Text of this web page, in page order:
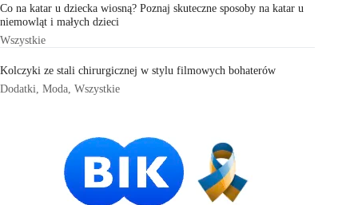
Co na katar u dziecka wiosną? Poznaj skuteczne sposoby na katar u
niemowląt i małych dzieci
Wszystkie
Kolczyki ze stali chirurgicznej w stylu filmowych bohaterów
Dodatki Moda Wszystkie